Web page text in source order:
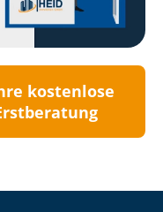
kostenlose